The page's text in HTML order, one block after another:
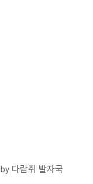
by 다람쥐 발자국